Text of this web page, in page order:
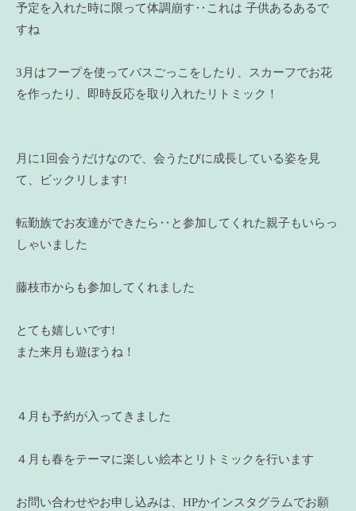
予定を入れた時に限って体調崩す‥これは 子供あるあるで
すね
3月はフープを使ってバスごっこをしたり、スカーフでお花
を作ったり、即時反応を取り入れたリトミック！
月に1回会うだけなので、会うたびに成長している姿を見
て、ビックリします!
転勤族でお友達ができたら‥と参加してくれた親子もいらっ
しゃいました
藤枝市からも参加してくれました
とても嬉しいです!
また来月も遊ぼうね！
４月も予約が入ってきました
４月も春をテーマに楽しい絵本とリトミックを行います
お問い合わせやお申し込みは、HPかインスタグラムでお願